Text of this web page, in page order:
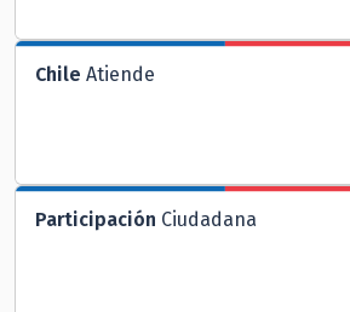
Chile Atiende
Participación Ciudadana